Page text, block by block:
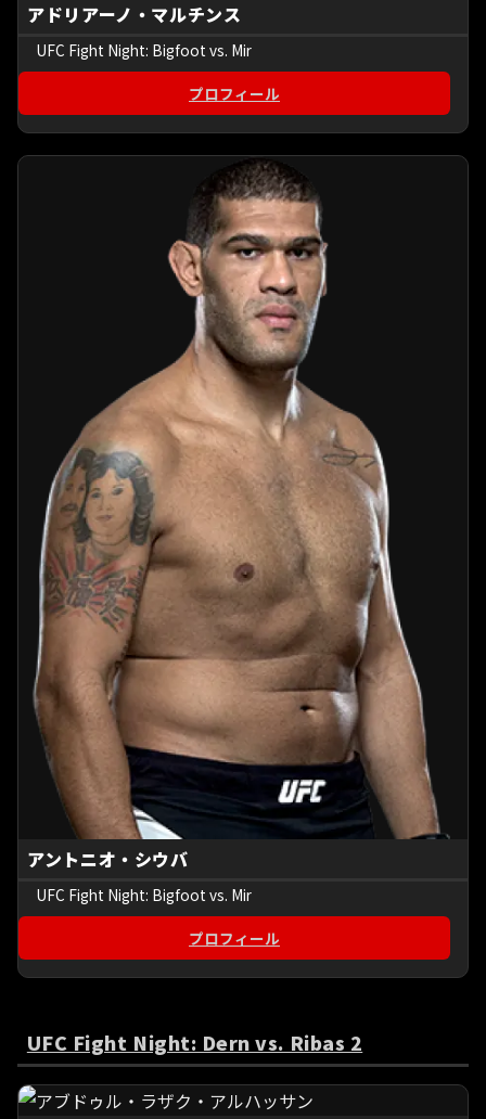
アドリアーノ・マルチンス
UFC Fight Night: Bigfoot vs. Mir
プロフィール
アントニオ・シウバ
UFC Fight Night: Bigfoot vs. Mir
プロフィール
UFC Fight Night: Dern vs. Ribas 2